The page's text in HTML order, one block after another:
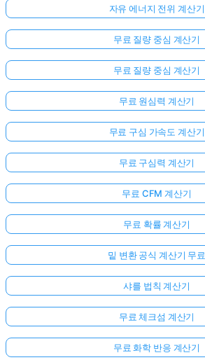
자유 에너지 전위 계산기
무료 질량 중심 계산기
무료 질량 중심 계산기
무료 원심력 계산기
무료 구심 가속도 계산기
무료 구심력 계산기
무료 CFM 계산기
무료 확률 계산기
밑 변환 공식 계산기 무료
샤를 법칙 계산기
무료 체크섬 계산기
무료 화학 반응 계산기